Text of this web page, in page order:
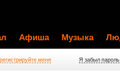
Афиша Музыка
меня Я забыл пароль